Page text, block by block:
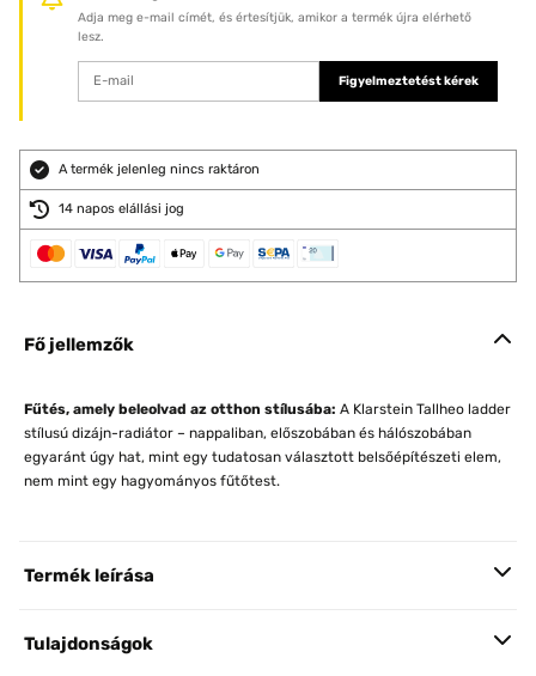
Adja meg e-mail címét, és értesítjük, amikor a termék újra elérhető
lesz.
Figyelmeztetést kérek
A termék jelenleg nincs raktáron
14 napos elállási jog
Fő jellemzők
Fűtés, amely beleolvad az otthon stílusába: A Klarstein Tallheo ladder
stílusú dizájn-radiátor – nappaliban, előszobában és hálószobában
egyaránt úgy hat, mint egy tudatosan választott belsőépítészeti elem,
nem mint egy hagyományos fűtőtest.
Termék leírása
Tulajdonságok